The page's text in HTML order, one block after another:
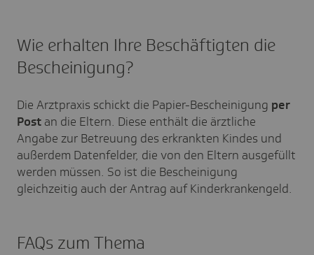
Wie erhalten Ihre Beschäftigten die
Bescheinigung?
Die Arztpraxis schickt die Papier-Bescheinigung per
Post an die Eltern. Diese enthält die ärztliche
Angabe zur Betreuung des erkrankten Kindes und
außerdem Datenfelder, die von den Eltern ausgefüllt
werden müssen. So ist die Bescheinigung
gleichzeitig auch der Antrag auf Kinderkrankengeld.
FAQs zum Thema